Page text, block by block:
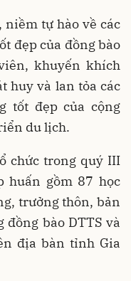
niềm tự hào về các
đẹp của đồng bào
khuyến khích
huy và lan tỏa các
tốt đẹp của cộng
du lịch.
chức trong quý III
huấn gồm 87 học
trưởng thôn, bản
bào DTTS và
địa bàn tỉnh Gia